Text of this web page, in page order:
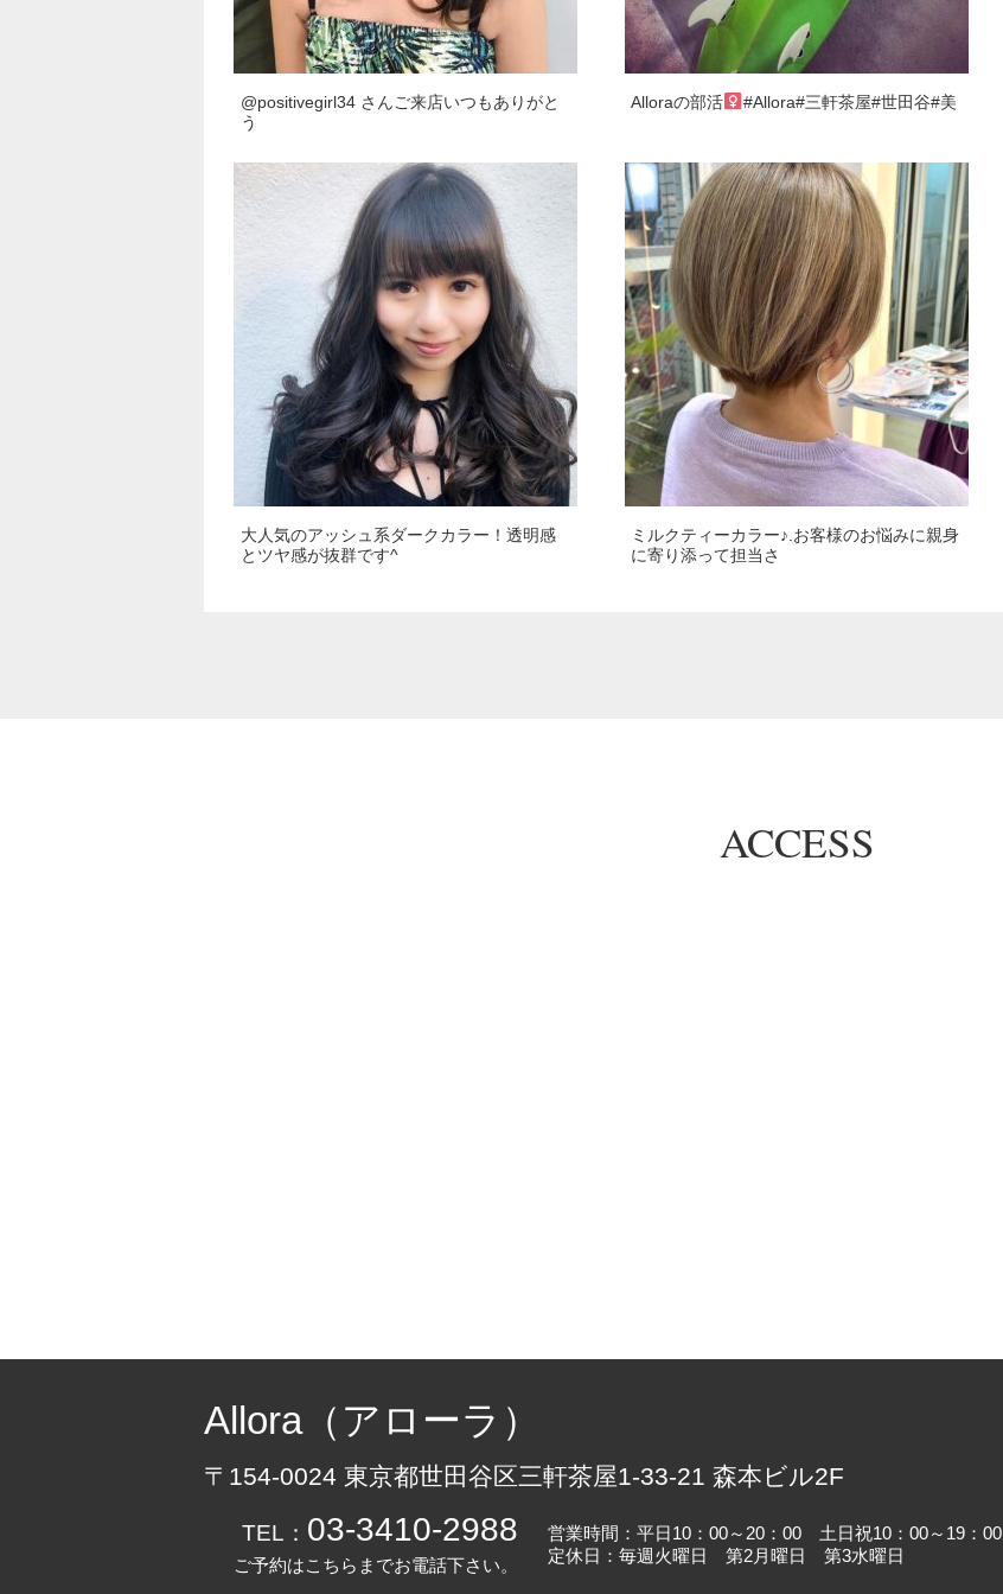
@positivegirl34 さんご来店︎いつもありがと
う
Alloraの部活‍ #Allora#三軒茶屋#世田谷#美
大人気のアッシュ系ダークカラー！透明感
とツヤ感が抜群です^
ミルクティーカラー♪.お客様のお悩みに親身
に寄り添って担当さ
ACCESS
Allora（アローラ）
〒154-0024 東京都世田谷区三軒茶屋1-33-21 森本ビル2F
TEL： 03-3410-2988
ご予約はこちらまでお電話下さい。
営業時間：平日10：00～20：00 土日祝10：00～19：00
定休日：毎週火曜日 第2月曜日 第3水曜日